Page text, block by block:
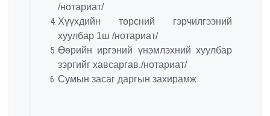
/нотариат/
Хүүхдийн төрсний гэрчилгээний
хуулбар 1ш /нотариат/
Өөрийн иргэний үнэмлэхний хуулбар
зэргийг хавсаргав./нотариат/
Сумын засаг даргын захирамж